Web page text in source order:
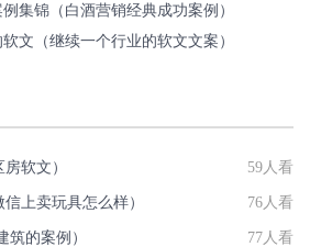
集锦（白酒营销经典成功案例）
文（继续一个行业的软文文案）
软文） 59人看
上卖玩具怎么样） 76人看
筑的案例） 77人看